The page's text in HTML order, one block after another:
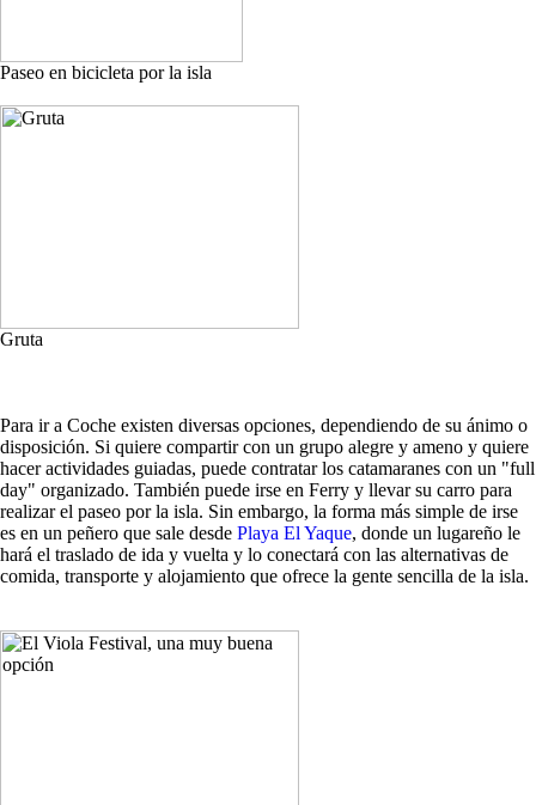
Paseo en bicicleta por la isla
Gruta
Para ir a Coche existen diversas opciones, dependiendo de su ánimo o
disposición. Si quiere compartir con un grupo alegre y ameno y quiere
hacer actividades guiadas, puede contratar los catamaranes con un "full
day" organizado. También puede irse en Ferry y llevar su carro para
realizar el paseo por la isla. Sin embargo, la forma más simple de irse
es en un peñero que sale desde Playa El Yaque, donde un lugareño le
hará el traslado de ida y vuelta y lo conectará con las alternativas de
comida, transporte y alojamiento que ofrece la gente sencilla de la isla.